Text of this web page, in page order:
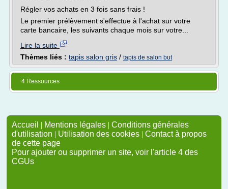
Régler vos achats en 3 fois sans frais !
Le premier prélèvement s'effectue à l'achat sur votre
carte bancaire, les suivants chaque mois sur votre...
Lire la suite
Thèmes liés : tapis salon gris / tapis de salon but
4 Ressources
Accueil | Mentions légales | Conditions générales
d'utilisation | Utilisation des cookies | Contact à propos
de cette page
Pour ajouter ou supprimer un site, voir l'article 4 des
CGUs